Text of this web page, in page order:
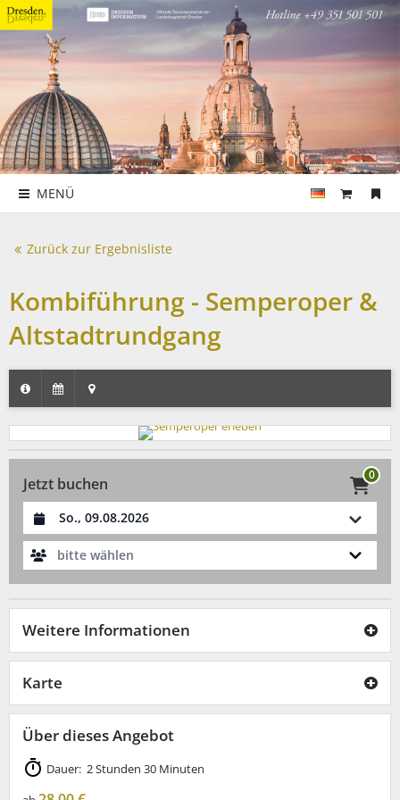
MENÜ
Zurück zur Ergebnisliste
Kombiführung - Semperoper &
Altstadtrundgang
Jetzt buchen 0
Datum auswählen
bitte wählen
Weitere Informationen
Karte
Über dieses Angebot
Dauer: 2 Stunden 30 Minuten